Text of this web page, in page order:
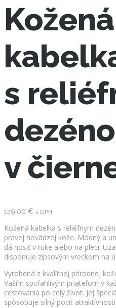
Kožená
s
v
149.00 € s DPH
Kožená kabelka s reliéfnym
pravej hovädzej kože. Módný a
dá nosiť v ruke alebo na pleci.
disponuje zipsovým vreckom na
Vyrobená z kvalitnej prírodnej
Vaším spoľahlivým priateľom v
cestovania po celý život. Jej
spôsobuje silný pocit